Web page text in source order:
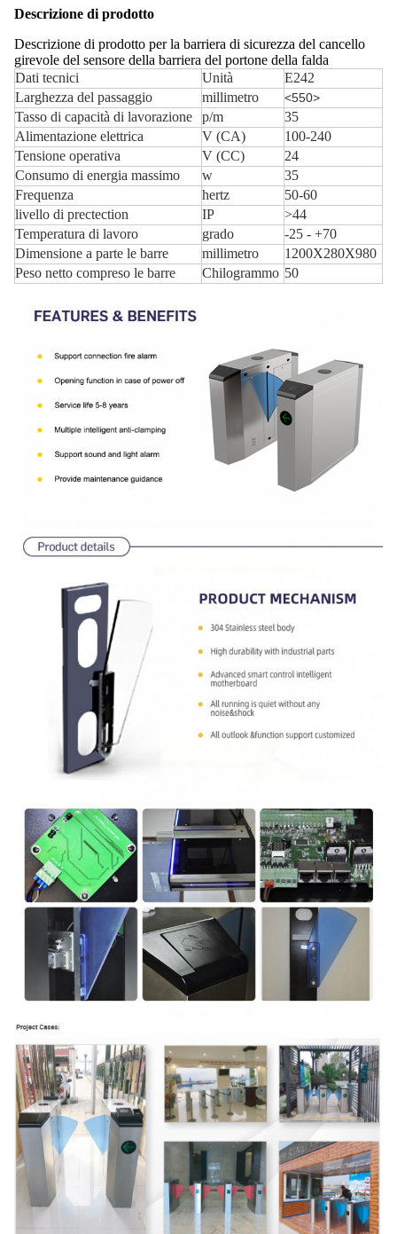
Descrizione di prodotto
Descrizione di prodotto per la barriera di sicurezza del cancello
girevole del sensore della barriera del portone della falda
Dati tecnici
Unità
E242
Larghezza del passaggio
millimetro <550>
Tasso di capacità di lavorazione p/m
35
Alimentazione elettrica
V (CA)
100-240
Tensione operativa
V (CC)
24
Consumo di energia massimo
w
35
Frequenza
hertz
50-60
livello di prectection
IP
>44
Temperatura di lavoro
grado
-25 - +70
Dimensione a parte le barre
millimetro
1200X280X980
Peso netto compreso le barre
Chilogrammo 50